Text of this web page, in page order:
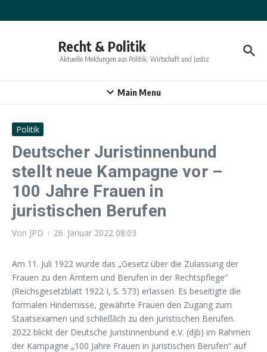
Recht & Politik
Aktuelle Meldungen aus Politik, Wirtschaft und Justiz
Main Menu
Politik
Deutscher Juristinnenbund
stellt neue Kampagne vor –
100 Jahre Frauen in
juristischen Berufen
Von JPD 26. Januar 2022 08:03
Am 11. Juli 1922 wurde das „Gesetz über die Zulassung der
Frauen zu den Ämtern und Berufen in der Rechtspflege“
(Reichsgesetzblatt 1922 I, S. 573) erlassen. Es beseitigte die
formalen Hindernisse, gewährte Frauen den Zugang zum
Staatsexamen und schließlich zu den juristischen Berufen.
2022 blickt der Deutsche Juristinnenbund e.V. (djb) im Rahmen
der Kampagne „100 Jahre Frauen in juristischen Berufen“ auf